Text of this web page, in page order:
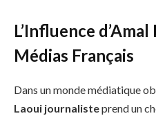
L’Influence
Médias Français
Dans un monde médiatique
Laoui journalisteprend un